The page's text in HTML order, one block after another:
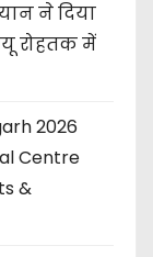
ने दिया
रोहतक में
2026
Centre
&